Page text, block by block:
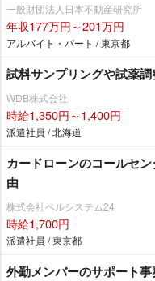
一般財団法人日本不動産研究所
年収177万円～201万円
アルバイト・パート / 東京都
試料サンプリングや試薬
WDB株式会社
時給1,350円～1,400円
派遣社員 / 北海道
カードローンのコールセ
由
株式会社ベルシステム24
時給1,700円
派遣社員 / 東京都
外勤メンバーのサポート